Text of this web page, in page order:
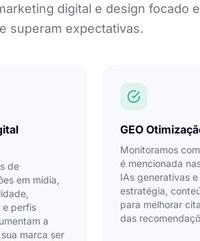
digital e design focado
superam expectativas.
de
em mídia,
perfis
a
marca ser
GEO
Monitoramos
é mencionada
IAs generativas
estratégia,
para melhorar
das